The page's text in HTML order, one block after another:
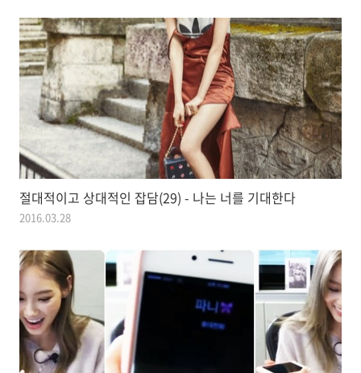
절대적이고 상대적인 잡담(29) - 나는 너를 기대한다
2016.03.28